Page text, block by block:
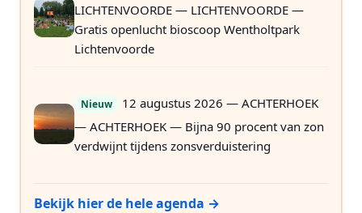
LICHTENVOORDE — LICHTENVOORDE —
Gratis openlucht bioscoop Wentholtpark
Lichtenvoorde
Nieuw
12 augustus 2026 — ACHTERHOEK
— ACHTERHOEK — Bijna 90 procent van zon
verdwijnt tijdens zonsverduistering
Bekijk hier de hele agenda →